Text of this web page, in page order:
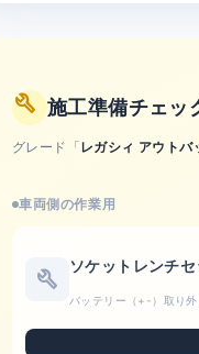
build 施工準備チェッ
グレード「レガシィ アウトバ
車両側の作業用
build ソケットレンチセ
バッテリー（+-）取り